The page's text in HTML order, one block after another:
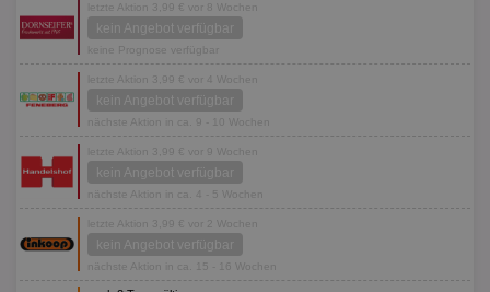
letzte Aktion 3,99 € vor 8 Wochen
kein Angebot verfügbar
keine Prognose verfügbar
letzte Aktion 3,99 € vor 4 Wochen
kein Angebot verfügbar
nächste Aktion in ca. 9 - 10 Wochen
letzte Aktion 3,99 € vor 9 Wochen
kein Angebot verfügbar
nächste Aktion in ca. 4 - 5 Wochen
letzte Aktion 3,99 € vor 2 Wochen
kein Angebot verfügbar
nächste Aktion in ca. 15 - 16 Wochen